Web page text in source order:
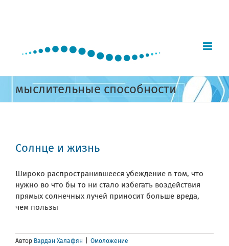
мыслительные способности
Солнце и жизнь
Широко распространившееся убеждение в том, что
нужно во что бы то ни стало избегать воздействия
прямых солнечных лучей приносит больше вреда,
чем пользы
Автор Вардан Халафян
Омоложение